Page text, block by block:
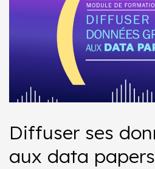
Diffuser ses
aux data papers